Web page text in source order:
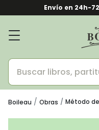
Envío en 24h-
Boileau Obras Método